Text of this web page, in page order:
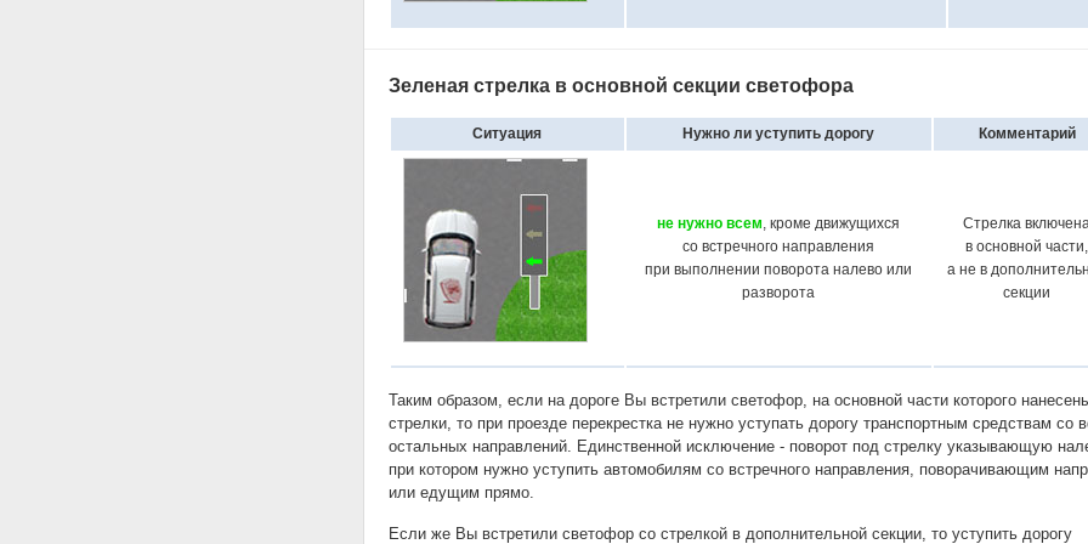
Зеленая стрелка в основной секции светофора
Ситуация Нужно ли уступить дорогу Комментарий
не нужно всем, кроме движущихся
со встречного направления
при выполнении поворота налево или
разворота
Стрелка
в основной части,
а не в
секции
Таким образом, если на дороге Вы встретили светофор, на основной части которого
стрелки, то при проезде перекрестка не нужно уступать дорогу транспортным средствам со
остальных направлений. Единственной исключение - поворот под стрелку указывающую
при котором нужно уступить автомобилям со встречного направления, поворачивающим
или едущим прямо.
Если же Вы встретили светофор со стрелкой в дополнительной секции, то уступить дорогу